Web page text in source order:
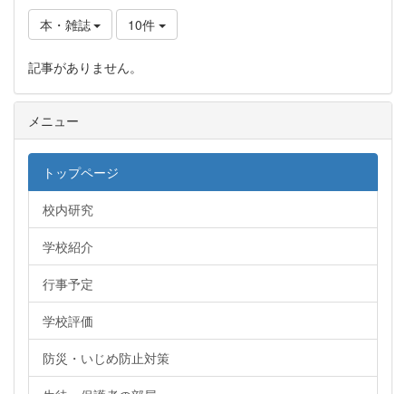
本・雑誌 10件
記事がありません。
メニュー
トップページ
校内研究
学校紹介
行事予定
学校評価
防災・いじめ防止対策